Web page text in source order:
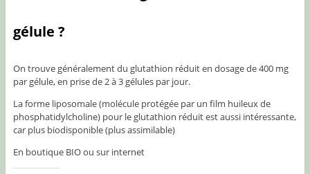
gélule ?
On trouve généralement du glutathion réduit en dosage de 400 mg
par gélule, en prise de 2 à 3 gélules par jour.
La forme liposomale (molécule protégée par un film huileux de
phosphatidylcholine) pour le glutathion réduit est aussi intéressante,
car plus biodisponible (plus assimilable)
En boutique BIO ou sur internet